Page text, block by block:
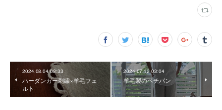
2024.08.04 08:33
ハーダンガー刺繍×羊毛フェ
ルト
2024.07.12 03:04
羊毛製のペチパン